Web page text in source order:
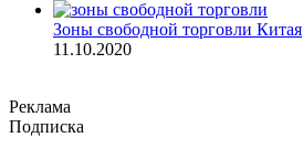
Зоны свободной торговли Китая
11.10.2020
Реклама
Подписка